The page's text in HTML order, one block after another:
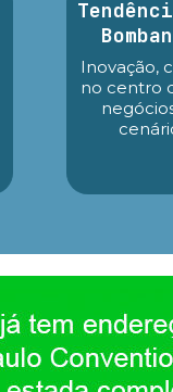
Inovação,
no centro